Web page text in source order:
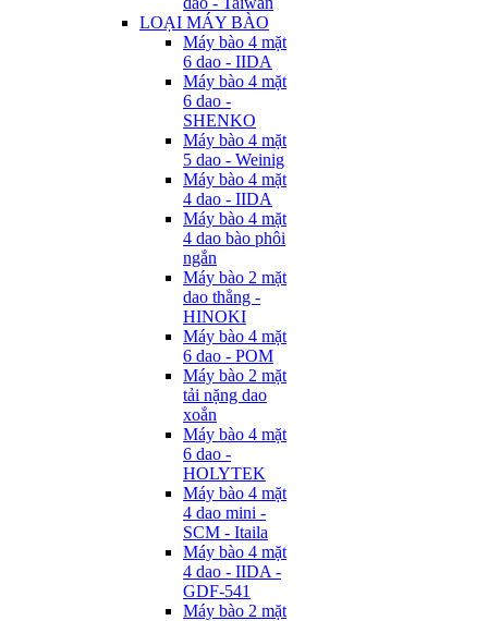
LOẠI MÁY BÀO
Máy bào 4 mặt
6 dao - IIDA
Máy bào 4 mặt
6 dao -
SHENKO
Máy bào 4 mặt
5 dao - Weinig
Máy bào 4 mặt
4 dao - IIDA
Máy bào 4 mặt
4 dao bào phôi
ngắn
Máy bào 2 mặt
dao thẳng -
HINOKI
Máy bào 4 mặt
6 dao - POM
Máy bào 2 mặt
tải nặng dao
xoắn
Máy bào 4 mặt
6 dao -
HOLYTEK
Máy bào 4 mặt
4 dao mini -
SCM - Itaila
Máy bào 4 mặt
4 dao - IIDA -
GDF-541
Máy bào 2 mặt